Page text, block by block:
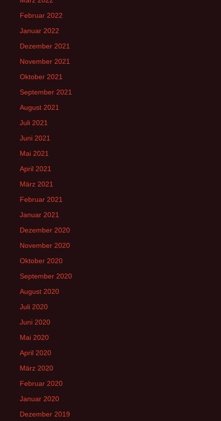
Februar 2022
Januar 2022
Dezember 2021
November 2021
Oktober 2021
September 2021
August 2021
Juli 2021
Juni 2021
Mai 2021
April 2021
März 2021
Februar 2021
Januar 2021
Dezember 2020
November 2020
Oktober 2020
September 2020
August 2020
Juli 2020
Juni 2020
Mai 2020
April 2020
März 2020
Februar 2020
Januar 2020
Dezember 2019